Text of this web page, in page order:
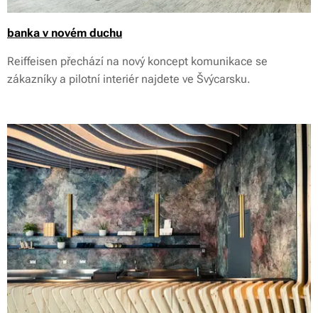
banka v novém duchu
Reiffeisen přechází na nový koncept komunikace se
zákazníky a pilotní interiér najdete ve Švýcarsku.